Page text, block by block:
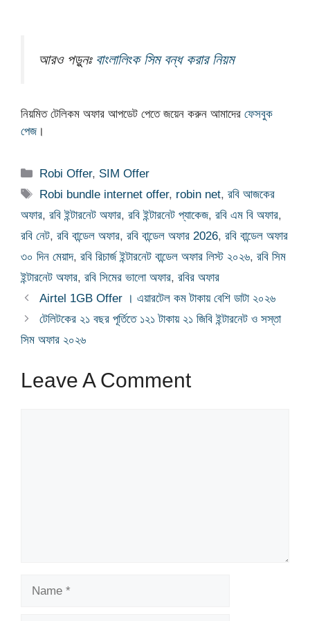
আরও পড়ুনঃ বাংলালিংক সিম বন্ধ করার নিয়ম
নিয়মিত টেলিকম অফার আপডেট পেতে জয়েন করুন আমাদের ফেসবুক
পেজ।
Categories
Robi Offer, SIM Offer
Tags
Robi bundle internet offer, robin net,রবি আজকের
অফার, রবি ইন্টারনেট অফার, রবি ইন্টারনেট প্যাকেজ, রবি এম বি অফার,
রবি নেট, রবি বান্ডেল অফার, রবি বান্ডেল অফার 2026, রবি বান্ডেল অফার
৩০ দিন মেয়াদ, রবি রিচার্জ ইন্টারনেট বান্ডেল অফার লিস্ট ২০২৬, রবি সিম
ইন্টারনেট অফার, রবি সিমের ভালো অফার, রবির অফার
Airtel 1GB Offer । এয়ারটেল কম টাকায় বেশি ডাটা ২০২৬
টেলিটকের ২১ বছর পূর্তিতে ১২১ টাকায় ২১ জিবি ইন্টারনেট ও সস্তা
সিম অফার ২০২৬
Leave A Comment